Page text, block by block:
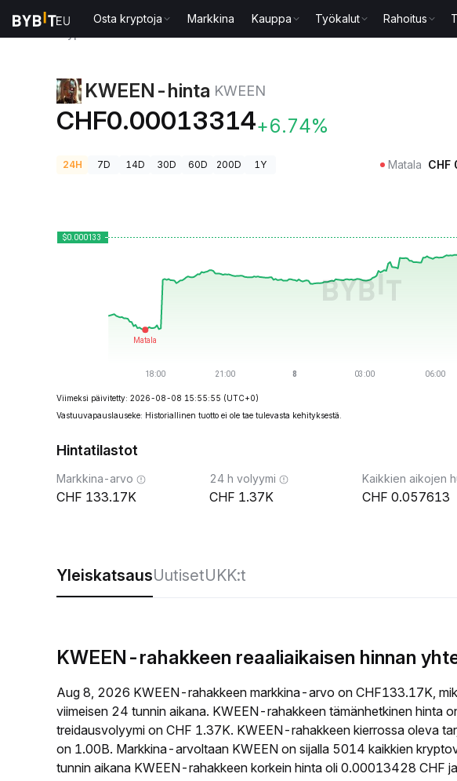
Osta kryptoja Markkina Kauppa Työkalut Rahoitus
KWEEN-hinta KWEEN
CHF0.00013314+6.74%
24H 7D 14D 30D 60D 200D 1Y Matala CHF
Viimeksi päivitetty: 2026-08-08 15:55:55 (UTC+0)
Vastuuvapauslauseke: Historiallinen tuotto ei ole tae tulevasta kehityksestä.
Hintatilastot
Markkina-arvo
133.17K
24 h volyymi
1.37K
Kaikkien aikojen
0.057613
YleiskatsausUutisetUKK:t
KWEEN-rahakkeen reaaliaikaisen hinnan
Aug 8, 2026 KWEEN-rahakkeen markkina-arvo on CHF133.17K,
viimeisen 24 tunnin aikana. KWEEN-rahakkeen tämänhetkinen hinta
treidausvolyymi on CHF 1.37K. KWEEN-rahakkeen kierrossa oleva
on 1.00B. Markkina-arvoltaan KWEEN on sijalla 5014 kaikkien
tunnin aikana KWEEN-rahakkeen korkein hinta oli 0.00013428 CHF